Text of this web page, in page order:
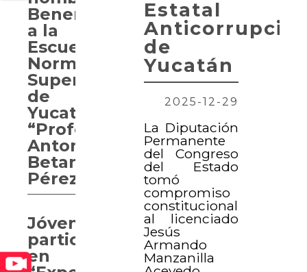
Estatal
de
Yucatán
2025-12-29
La Diputación
Permanente
del Congreso
del Estado
tomó
compromiso
constitucional
al licenciado
Jesús
Armando
Manzanilla
Benemérita
a la
Escuela
Normal
Superior
de
Yucatán
“Profesor
Antonio
Betancourt
Pérez”
Jóvenes
participan
en